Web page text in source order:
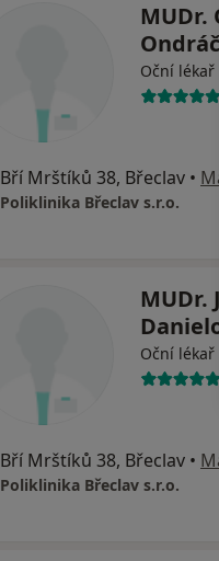
MUDr.
Oční lékař
Bří Mrštíků 38, Břeclav •
Poliklinika Břeclav s.r.o.
MUDr.
Oční lékař
Bří Mrštíků 38, Břeclav •
Poliklinika Břeclav s.r.o.